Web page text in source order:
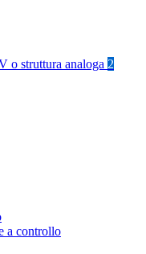
o struttura analoga 2
a controllo